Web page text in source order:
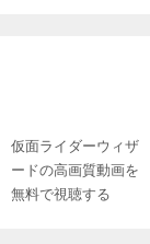
仮面ライダーウィザ
ードの高画質動画を
無料で視聴する